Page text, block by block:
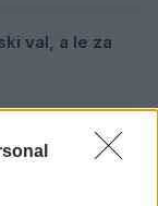
val, a le za